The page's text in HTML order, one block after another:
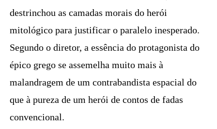
destrinchou as camadas morais do herói
mitológico para justificar o paralelo inesperado.
Segundo o diretor, a essência do protagonista do
épico grego se assemelha muito mais à
malandragem de um contrabandista espacial do
que à pureza de um herói de contos de fadas
convencional.